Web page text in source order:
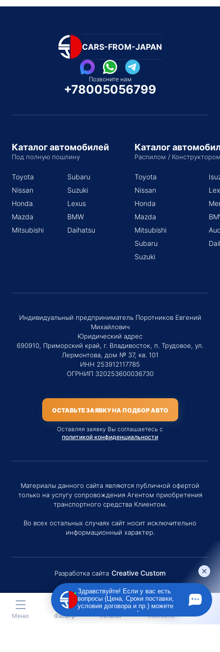
CARS-FROM-JAPAN
Позвоните нам
+78005056799
Каталог автомобилей
Под полную пошлину
Toyota
Nissan
Honda
Mazda
Mitsubishi
Subaru
Suzuki
Lexus
BMW
Daihatsu
Каталог
Распилом /
Toyota
Nissan
Honda
Mazda
Mitsubishi
Subaru
Suzuki
Индивидуальный предприниматель Поротников Евгений
Михайлович
Юридический адрес
690910, Приморский край, г. Владивосток, п. Трудовое, ул.
Лермонтова, дом № 37, кв. 101
ИНН 253912117785
ОГРНИП 320253600036730
ОСТАВЬТЕ ЗАЯВКУ НА ПОДБОР АВТО
Оставляя заявку Вы соглашаетесь с
политикой конфиденциальности
Материалы данного сайта являются публичной офертой
только на услугу сопровождения Агентом приобретения
транспортного средства Клиентом.
Во всех остальных случаях сайт носит исключительно
информационный характер.
Разработка сайта Creative Custom
Меню Фильтр Каталог Контакты
Здравствуйте! Если у вас есть
вопросы (Цена, Сроки поставки,
условия договора и пр.) можете
задать их мне в чат!